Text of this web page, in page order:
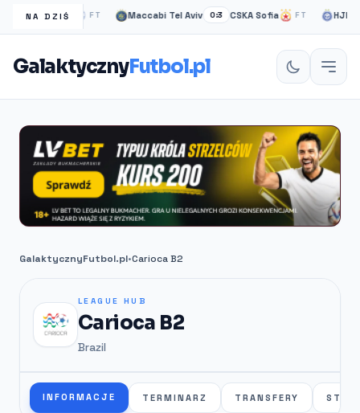
NA DZIŚ
Rangers FT Maccabi Tel Aviv 0:3 CSKA Sofia FT HJK
GalaktycznyFutbol.pl
GalaktycznyFutbol.pl•Carioca B2
LEAGUE HUB
Carioca B2
Brazil
INFORMACJE TERMINARZ TRANSFERY